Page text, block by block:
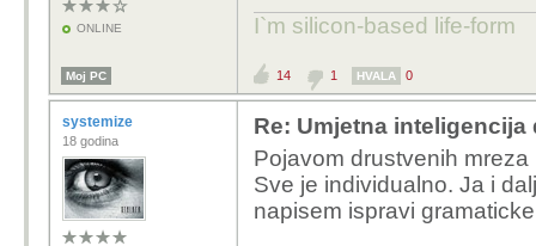
ONLINE
I`m silicon-based life-form
Moj PC 14 1 HVALA 0
systemize
18 godina
Re: Umjetna
Pojavom drustvenih
Sve je individualno. Ja i
napisem ispravi